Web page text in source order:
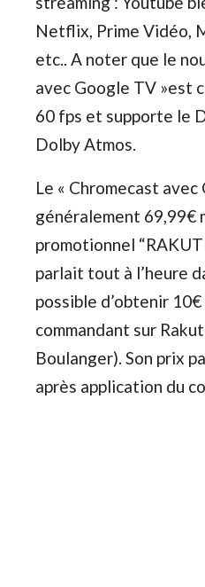
Netflix, Prime Vidéo,
etc.. A noter que le
avec Google TV »est
60 fps et supporte le
Dolby Atmos.
Le « Chromecast
généralement 69,99€
promotionnel
parlait tout à l’heure
possible d’obtenir
commandant sur
Boulanger). Son prix
après application du